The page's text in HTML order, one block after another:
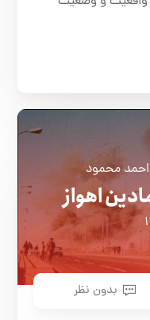
احمد محمود
اهواز
بدون نظر